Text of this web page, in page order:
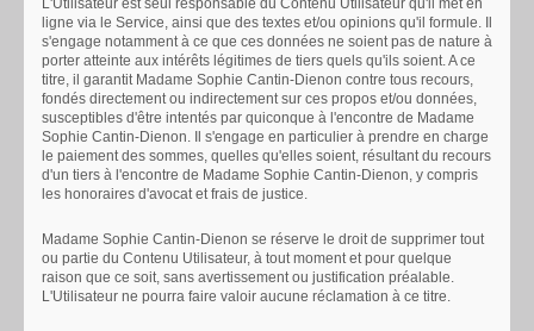
L'Utilisateur est seul responsable du Contenu Utilisateur qu'il met en
ligne via le Service, ainsi que des textes et/ou opinions qu'il formule. Il
s'engage notamment à ce que ces données ne soient pas de nature à
porter atteinte aux intérêts légitimes de tiers quels qu'ils soient. A ce
titre, il garantit Madame Sophie Cantin-Dienon contre tous recours,
fondés directement ou indirectement sur ces propos et/ou données,
susceptibles d'être intentés par quiconque à l'encontre de Madame
Sophie Cantin-Dienon. Il s'engage en particulier à prendre en charge
le paiement des sommes, quelles qu'elles soient, résultant du recours
d'un tiers à l'encontre de Madame Sophie Cantin-Dienon, y compris
les honoraires d'avocat et frais de justice.
Madame Sophie Cantin-Dienon se réserve le droit de supprimer tout
ou partie du Contenu Utilisateur, à tout moment et pour quelque
raison que ce soit, sans avertissement ou justification préalable.
L'Utilisateur ne pourra faire valoir aucune réclamation à ce titre.